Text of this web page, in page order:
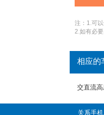
注：1.可
2.如有必
相应的
交直流
关系手